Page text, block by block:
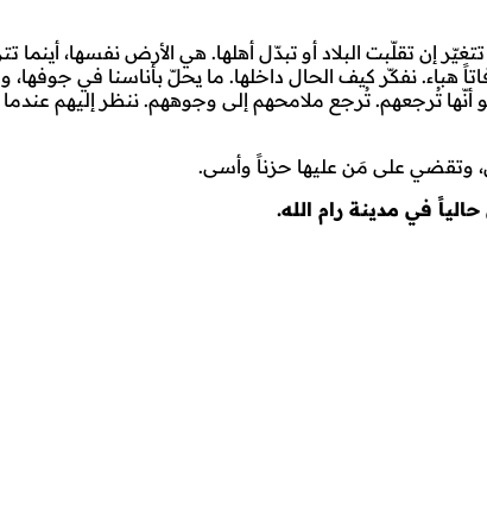
إن تقلّبت البلاد أو تبدّل أهلها. هي الأرض نفسها، أينما
هباء. نفكّر كيف الحال داخلها. ما يحلّ بأناسنا في جوفها،
أنّها تُرجعهم. تُرجع ملامحهم إلى وجوههم. ننظر إليهم
وتقضي على مَن عليها حزناً وأسى.
في مدينة رام الله.